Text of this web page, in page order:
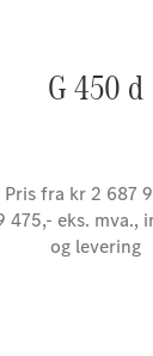
G 450 d
Pris fra kr 2 687
475,- eks. mva.,
og levering